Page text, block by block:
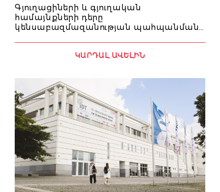
Գյուղացիների և գյուղական
համայնքների դերը
կենսաբազմազանության պահպանման
ԿԱՐԴԱԼ ԱՎԵԼԻՆ